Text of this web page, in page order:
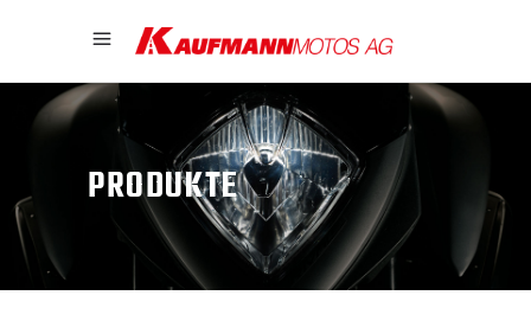
PRODUKTE